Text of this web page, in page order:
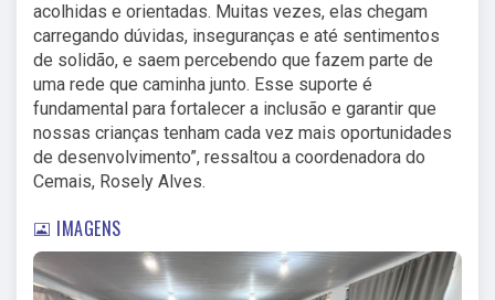
acolhidas e orientadas. Muitas vezes, elas chegam
carregando dúvidas, inseguranças e até sentimentos
de solidão, e saem percebendo que fazem parte de
uma rede que caminha junto. Esse suporte é
fundamental para fortalecer a inclusão e garantir que
nossas crianças tenham cada vez mais oportunidades
de desenvolvimento”, ressaltou a coordenadora do
Cemais, Rosely Alves.
IMAGENS